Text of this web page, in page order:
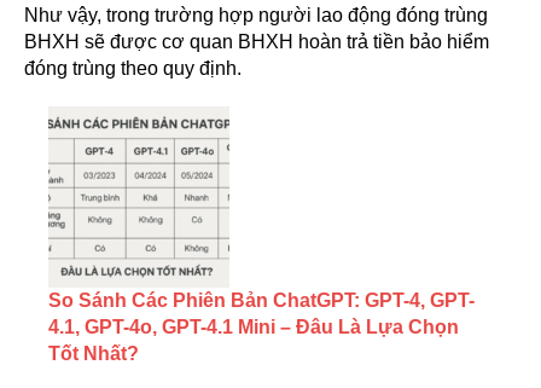
Như vậy, trong trường hợp người lao động đóng trùng
BHXH sẽ được cơ quan BHXH hoàn trả tiền bảo hiểm
đóng trùng theo quy định.
So Sánh Các Phiên Bản ChatGPT: GPT-4, GPT-
4.1, GPT-4o, GPT-4.1 Mini – Đâu Là Lựa Chọn
Tốt Nhất?